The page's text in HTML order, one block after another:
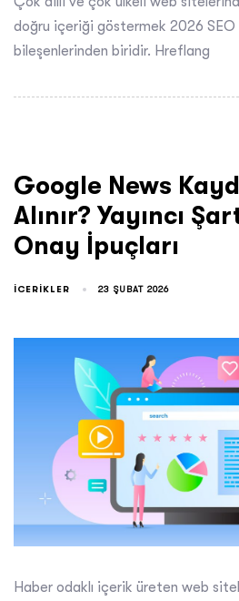
doğru içeriği göstermek 2026
bileşenlerinden biridir. Hreflang
Google News
Alınır? Yayıncı
Onay İpuçları
ICERIKLER 23 ŞUBAT 2026
Haber odaklı içerik üreten web